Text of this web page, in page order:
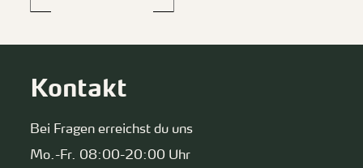
Kontakt
Bei Fragen erreichst du uns
Mo.-Fr. 08:00-20:00 Uhr